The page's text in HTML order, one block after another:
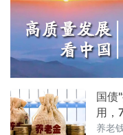
近13%研发投入强度，七
是燃料。科创板连续七
研发经
国债
用，
户"？
养老